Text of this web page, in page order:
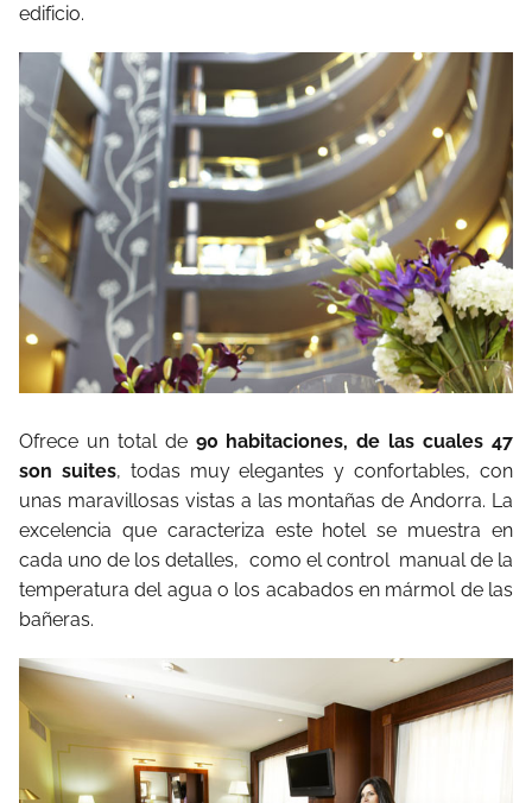
edificio.
Ofrece un total de 90 habitaciones, de las cuales 47
son suites, todas muy elegantes y confortables, con
unas maravillosas vistas a las montañas de Andorra. La
excelencia que caracteriza este hotel se muestra en
cada uno de los detalles, como el control manual de la
temperatura del agua o los acabados en mármol de las
bañeras.